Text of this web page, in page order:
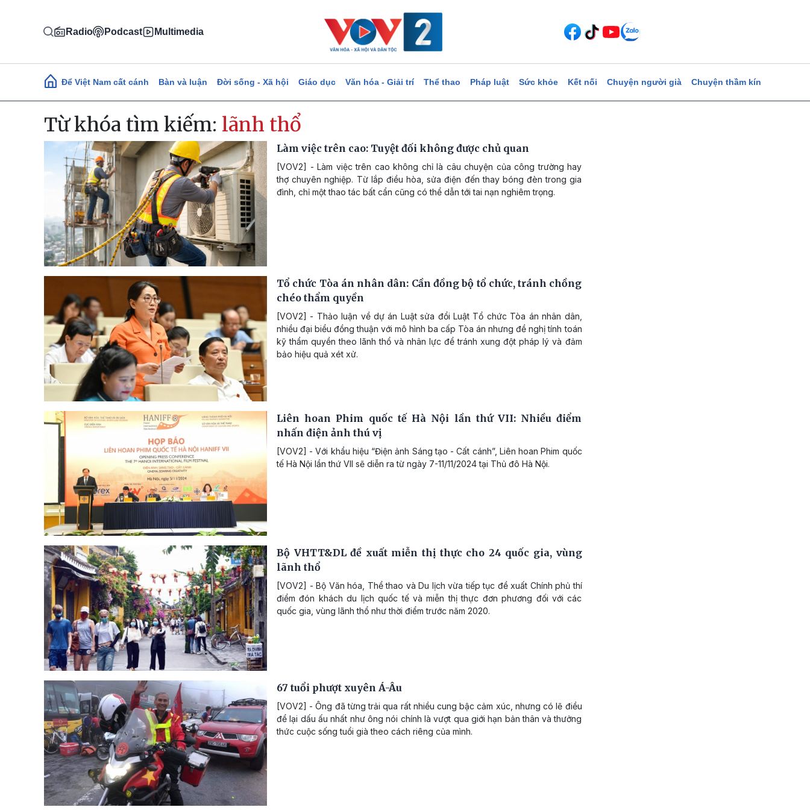
Radio Podcast Multimedia
Main navigation
Để Việt Nam cất cánh Bàn và luận Đời sống - Xã hội Giáo dục Văn hóa - Giải trí Thể thao Pháp luật Sức khỏe Kết nối Chuyện người già Chuyện thầm kín
Từ khóa tìm kiếm: lãnh thổ
Làm việc trên cao: Tuyệt đối không được chủ quan
[VOV2] - Làm việc trên cao không chỉ là câu chuyện của công trường hay
thợ chuyên nghiệp. Từ lắp điều hòa, sửa điện đến thay bóng đèn trong gia
đình, chỉ một thao tác bất cẩn cũng có thể dẫn tới tai nạn nghiêm trọng.
Tổ chức Tòa án nhân dân: Cần đồng bộ tổ chức, tránh chồng
chéo thẩm quyền
[VOV2] - Thảo luận về dự án Luật sửa đổi Luật Tổ chức Tòa án nhân dân,
nhiều đại biểu đồng thuận với mô hình ba cấp Tòa án nhưng đề nghị tính toán
kỹ thẩm quyền theo lãnh thổ và nhân lực để tránh xung đột pháp lý và đảm
bảo hiệu quả xét xử.
Liên hoan Phim quốc tế Hà Nội lần thứ VII: Nhiều điểm
nhấn điện ảnh thú vị
[VOV2] - Với khẩu hiệu “Điện ảnh Sáng tạo - Cất cánh”, Liên hoan Phim quốc
tế Hà Nội lần thứ VII sẽ diễn ra từ ngày 7-11/11/2024 tại Thủ đô Hà Nội.
Bộ VHTT&DL đề xuất miễn thị thực cho 24 quốc gia, vùng
lãnh thổ
[VOV2] - Bộ Văn hóa, Thể thao và Du lịch vừa tiếp tục đề xuất Chính phủ thí
điểm đón khách du lịch quốc tế và miễn thị thực đơn phương đối với các
quốc gia, vùng lãnh thổ như thời điểm trước năm 2020.
67 tuổi phượt xuyên Á-Âu
[VOV2] - Ông đã từng trải qua rất nhiều cung bậc cảm xúc, nhưng có lẽ điều
để lại dấu ấu nhất như ông nói chính là vượt qua giới hạn bản thân và thưởng
thức cuộc sống tuổi già theo cách riêng của mình.